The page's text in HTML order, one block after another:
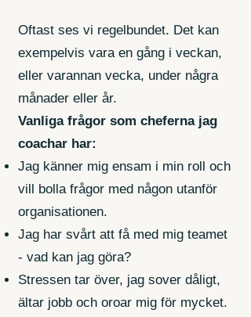
Oftast ses vi regelbundet. Det kan
exempelvis vara en gång i veckan,
eller varannan vecka, under några
månader eller år.
Vanliga frågor som cheferna jag
coachar har:
Jag känner mig ensam i min roll och
vill bolla frågor med någon utanför
organisationen.
Jag har svårt att få med mig teamet
- vad kan jag göra?
Stressen tar över, jag sover dåligt,
ältar jobb och oroar mig för mycket.